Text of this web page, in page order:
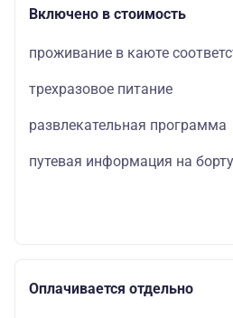
Включено в стоимость
проживание в каюте
трехразовое питание
развлекательная программа
путевая информация на борту
Оплачивается отдельно